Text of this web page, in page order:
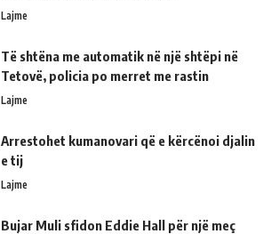
Lajme
Të shtëna me automatik në një shtëpi në
Tetovë, policia po merret me rastin
Lajme
Arrestohet kumanovari që e kërcënoi djalin
e tij
Lajme
Bujar Muli sfidon Eddie Hall për një meç